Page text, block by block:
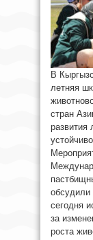
В
летняя
стран
развития
обсудили
сегодня
за
роста